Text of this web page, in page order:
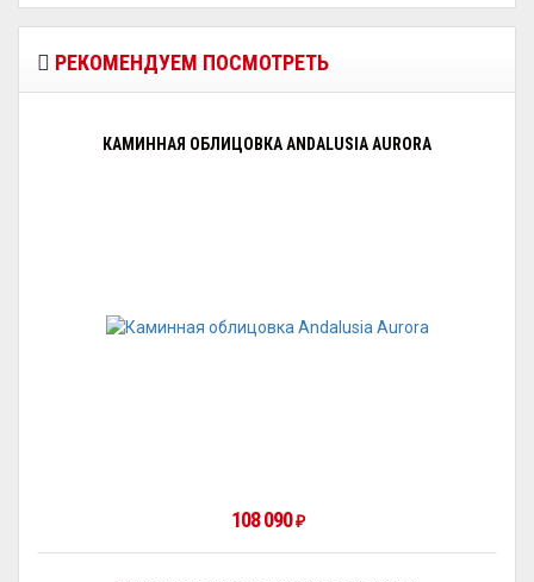
РЕКОМЕНДУЕМ ПОСМОТРЕТЬ
КАМИННАЯ ОБЛИЦОВКА ANDALUSIA AURORA
108 090₽